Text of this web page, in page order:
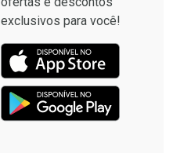
exclusivos para você!